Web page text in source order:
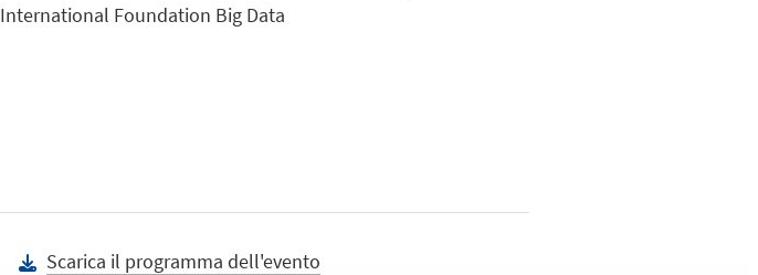
International Foundation Big Data
Scarica il programma dell'evento